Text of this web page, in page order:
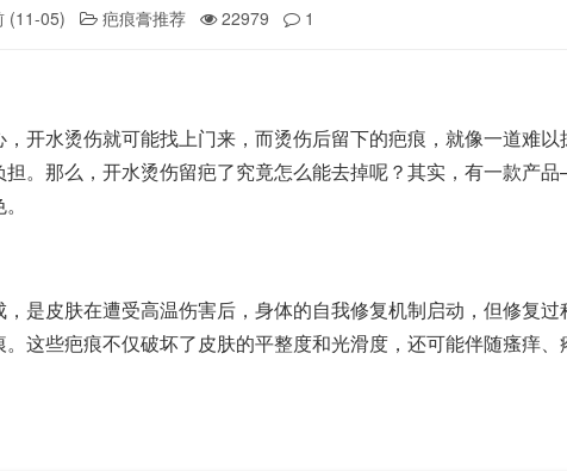
(11-05) 疤痕膏推荐 22979 1
开水烫伤就可能找上门来，而烫伤后留下的疤痕，就像一道难
担。那么，开水烫伤留疤了究竟怎么能去掉呢？其实，有一款产
是皮肤在遭受高温伤害后，身体的自我修复机制启动，但修复
这些疤痕不仅破坏了皮肤的平整度和光滑度，还可能伴随瘙痒